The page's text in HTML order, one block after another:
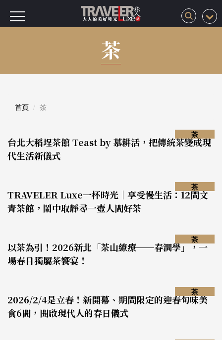
茶
首頁 茶
台北大稻埕茶館 Teast by 慕耕活，把傳統茶變成現
代生活新儀式
茶
TRAVELER Luxe一杯時光｜享受慢生活：12間文
青茶館，鬧中取靜尋一壺人間好茶
茶
以茶為引！2026新北「茶山繚療──春澗學」，一
場春日獨屬茶饗宴！
茶
2026/2/4是立春！新開幕、期間限定的迎春旬味美
食6間，開啟現代人的春日儀式
茶